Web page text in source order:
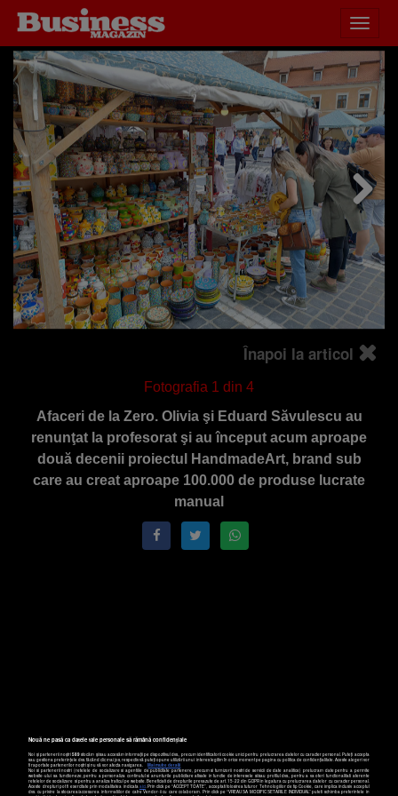
meniu
HOME ACTUALITATE
Înapoi la articol
Fotografia 1 din 4
Afaceri de la Zero. Olivia şi Eduard Săvulescu au
renunţat la profesorat şi au început acum aproape
două decenii proiectul HandmadeArt, brand sub
care au creat aproape 100.000 de produse lucrate
manual
Nouă ne pasă ca datele tale personale să rămână confidențiale
Noi și partenerii noștri589stocăm și/sau accesăm informații pe dispozitivul dvs., precum identificatorii cookie unici pentru prelucrarea datelor cu caracter personal. Puteți accepta
sau gestiona preferințele dvs. făcând clic mai jos, respectiv vă puteți opune utilizării unui interes legitim în orice moment pe pagina cu politica de confidențialitate. Aceste alegeri vor
fi raportate partenerilor noștri și nu vă vor afecta navigarea.
Mai multe detalii
Noi si partenerii nostri (retelele de socializare si agentiile de publicitate partenere, precum si furnizorii nostri de servicii de date analitice) prelucram date pentru a permite
website-ului sa functioneze, pentru a personaliza continutul si anunturile publicitare afisate in functie de interesele si/sau profilul dvs., pentru a va oferi functionalitati aferente
retelelor de socializare si pentru a analiza traficul pe website. Beneficiati de drepturile prevazute de art. 15-22 din GDPR in legatura cu prelucrarea datelor cu caracter personal.
Aceste drepturi pot fi exercitate prin modalitatea indicataaici. Prin click pe “ACCEPT TOATE”, acceptati folosirea tuturor Tehnologiilor de tip Cookie, care implica inclusiv acceptul
dvs. cu privire la stocarea/accesarea informatiilor de catre Vendor-ii cu care colaboram. Prin click pe “VREAU SA MODIFIC SETARILE INDIVIDUAL” puteti schimba preferintele in